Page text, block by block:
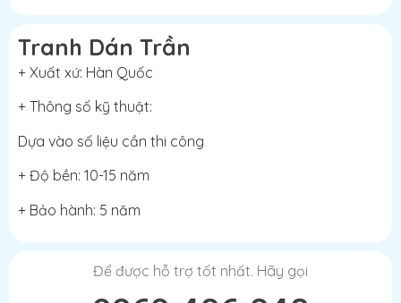
Tranh Dán Trần
+ Xuất xứ: Hàn Quốc
+ Thông số kỹ thuật:
Dựa vào số liệu cần thi công
+ Độ bền: 10-15 năm
+ Bảo hành: 5 năm
Để được hỗ trợ tốt nhất. Hãy gọi